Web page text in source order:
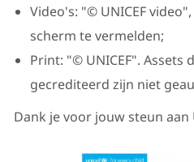
Video's: "© UNICEF
scherm te vermelden;
Print: "© UNICEF". Assets
gecrediteerd zijn niet
Dank je voor jouw steun aan